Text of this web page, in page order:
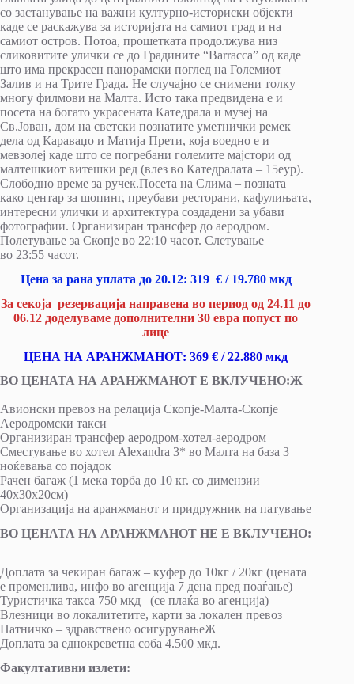
со застанување на важни културно-историски објекти
каде се раскажува за историјата на самиот град и на
самиот остров. Потоа, прошетката продолжува низ
сликовитите улички се до Градините “Barracca” од каде
што има прекрасен панорамски поглед на Големиот
Залив и на Трите Града. Не случајно се снимени толку
многу филмови на Малта. Исто така предвидена е и
посета на богато украсената Катедрала и музеј на
Св.Јован, дом на светски познатите уметнички ремек
дела од Караваџо и Матија Прети, која воедно е и
мевзолеј каде што се погребани големите мајстори од
малтешкиот витешки ред (влез во Катедралата – 15еур).
Слободно време за ручек.Посета на Слима – позната
како центар за шопинг, преубави ресторани, кафулињата,
интересни улички и архитектура создадени за убави
фотографии. Организиран трансфер до аеродром.
Полетување за Скопје во 22:10 часот. Слетување
во 23:55 часот.
Цена за ранa уплатa до 20.12: 319 €/ 19.780 мкд
За секоја резервација направена во период од 24.11 до
06.12 доделуваме дополнителни 30 евра попуст по
лице
ЦЕНА НА АРАНЖМАНОТ: 369 € / 22.880 мкд
ВО ЦЕНАТА НА АРАНЖМАНОТ Е ВКЛУЧЕНО:Ж
Авионски превоз на релација Скопје-Малта-Скопје
Аеродромски такси
Организиран трансфер аеродром-хотел-аеродром
Сместување во хотел Alexandra 3* во Малта на база 3
ноќевања со појадок
Рачен багаж (1 мека торба до 10 кг. со димензии
40х30х20см)
Организација на аранжманот и придружник на патување
ВО ЦЕНАТА НА АРАНЖМАНОТ НЕ Е ВКЛУЧЕНО:
Доплата за чекиран багаж – куфер до 10кг / 20кг (цената
е променлива, инфо во агенција 7 дена пред поаѓање)
Туристичка такса 750 мкд (се плаќа во агенција)
Влезници во локалитетите, карти за локален превоз
Патничко – здравствено осигурувањеЖ
Доплата за еднокреветна соба 4.500 мкд.
Факултативни излети: